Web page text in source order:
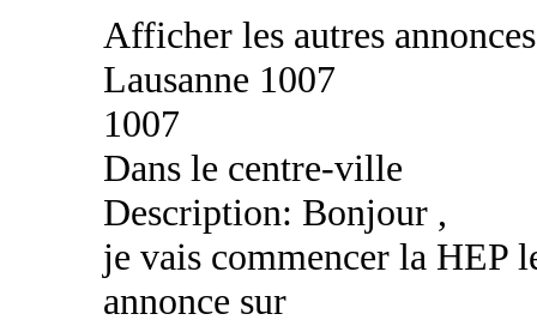
Afficher les autres
Lausanne 1007
1007
Dans le centre-ville
Description: Bonjour ,
je vais commencer la HEP
annonce sur